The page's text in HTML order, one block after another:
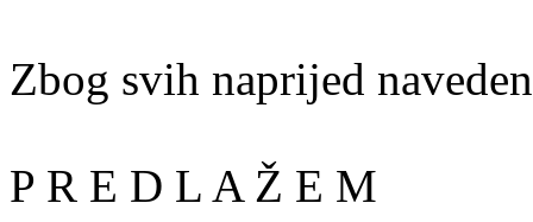
Zbog svih naprijed
P R E D L A Ž E M